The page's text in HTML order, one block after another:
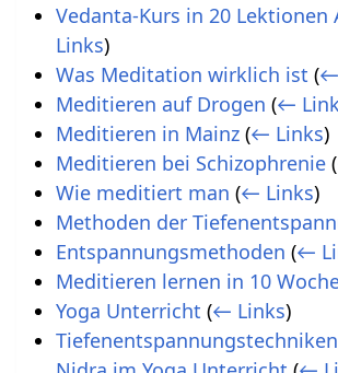
Vedanta-Kurs in 20 Lektionen
Links)
Was Meditation wirklich ist (←
Meditieren auf Drogen (←
Meditieren in Mainz (← Links)
Meditieren bei Schizophrenie (
Wie meditiert man (← Links)
Methoden der
Entspannungsmethoden (←
Meditieren lernen in 10
Yoga Unterricht (← Links)